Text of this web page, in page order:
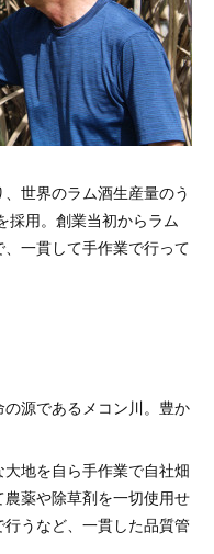
世界のラム酒生産量のう
採用。創業当初からラム
一貫して手作業で行って
源であるメコン川。豊か
地を自ら手作業で自社畑
薬や除草剤を一切使用せ
うなど、一貫した品質管